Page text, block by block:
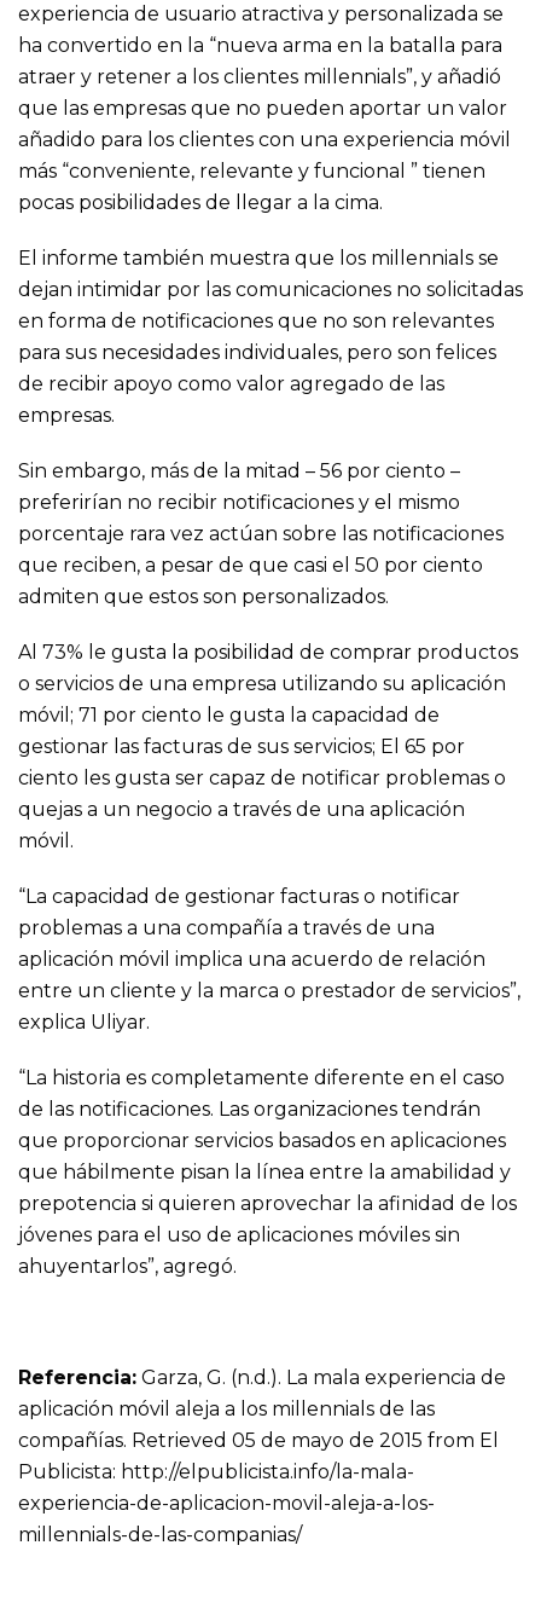
experiencia de usuario atractiva y personalizada se
ha convertido en la “nueva arma en la batalla para
atraer y retener a los clientes millennials”, y añadió
que las empresas que no pueden aportar un valor
añadido para los clientes con una experiencia móvil
más “conveniente, relevante y funcional ” tienen
pocas posibilidades de llegar a la cima.
El informe también muestra que los millennials se
dejan intimidar por las comunicaciones no solicitadas
en forma de notificaciones que no son relevantes
para sus necesidades individuales, pero son felices
de recibir apoyo como valor agregado de las
empresas.
Sin embargo, más de la mitad – 56 por ciento –
preferirían no recibir notificaciones y el mismo
porcentaje rara vez actúan sobre las notificaciones
que reciben, a pesar de que casi el 50 por ciento
admiten que estos son personalizados.
Al 73% le gusta la posibilidad de comprar productos
o servicios de una empresa utilizando su aplicación
móvil; 71 por ciento le gusta la capacidad de
gestionar las facturas de sus servicios; El 65 por
ciento les gusta ser capaz de notificar problemas o
quejas a un negocio a través de una aplicación
móvil.
“La capacidad de gestionar facturas o notificar
problemas a una compañía a través de una
aplicación móvil implica una acuerdo de relación
entre un cliente y la marca o prestador de servicios”,
explica Uliyar.
“La historia es completamente diferente en el caso
de las notificaciones. Las organizaciones tendrán
que proporcionar servicios basados en aplicaciones
que hábilmente pisan la línea entre la amabilidad y
prepotencia si quieren aprovechar la afinidad de los
jóvenes para el uso de aplicaciones móviles sin
ahuyentarlos”, agregó.
Referencia: Garza, G. (n.d.). La mala experiencia de
aplicación móvil aleja a los millennials de las
compañías. Retrieved 05 de mayo de 2015 from El
Publicista: http://elpublicista.info/la-mala-
experiencia-de-aplicacion-movil-aleja-a-los-
millennials-de-las-companias/